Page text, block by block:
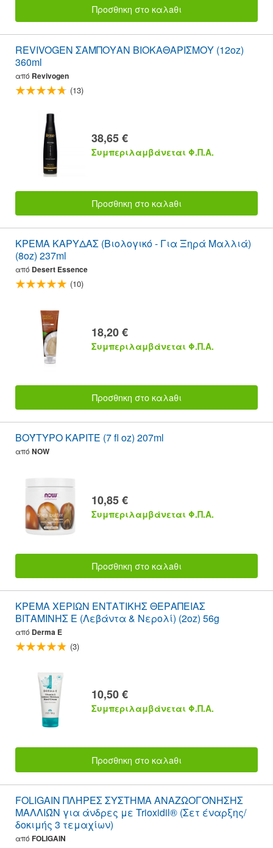
Προσθnκη στο καλaθι
REVIVOGEN ΣΑΜΠΟΥΑΝ ΒΙΟΚΑΘΑΡΙΣΜΟΥ (12oz)
360ml
από Revivogen
(13)
38,65 €
Συμπεριλαμβάνεται Φ.Π.Α.
Προσθnκη στο καλaθι
ΚΡΕΜΑ ΚΑΡΥΔΑΣ (Βιολογικό - Για Ξηρά Μαλλιά)
(8oz) 237ml
από Desert Essence
(10)
18,20 €
Συμπεριλαμβάνεται Φ.Π.Α.
Προσθnκη στο καλaθι
ΒΟΎΤΥΡΟ ΚΑΡΙΤΈ (7 fl oz) 207ml
από NOW
10,85 €
Συμπεριλαμβάνεται Φ.Π.Α.
Προσθnκη στο καλaθι
ΚΡΕΜΑ ΧΕΡΙΩΝ ΕΝΤΑΤΙΚΗΣ ΘΕΡΑΠΕΙΑΣ
ΒΙΤΑΜΙΝΗΣ Ε (Λεβάντα & Νερολί) (2oz) 56g
από Derma E
(3)
10,50 €
Συμπεριλαμβάνεται Φ.Π.Α.
Προσθnκη στο καλaθι
FOLIGAIN ΠΛΉΡΕΣ ΣΥΣΤΗΜΑ ΑΝΑΖΩΟΓΌΝΗΣΗΣ
ΜΑΛΛΙΏΝ για άνδρες με Trioxidil® (Σετ έναρξης/
δοκιμής 3 τεμαχίων)
από FOLIGAIN